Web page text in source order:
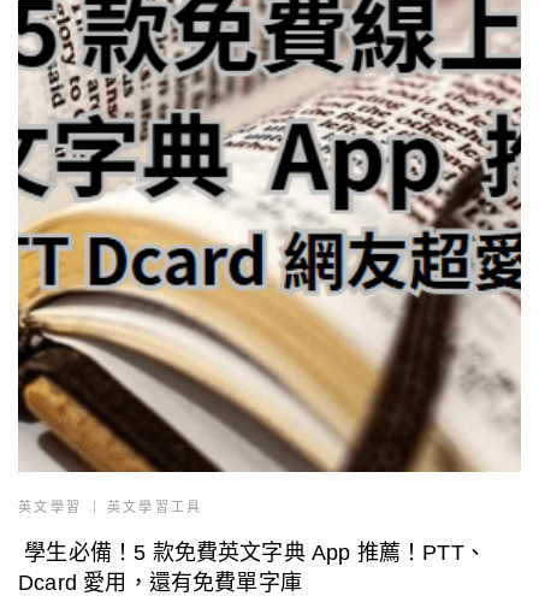
英文學習 英文學習工具
學生必備！5 款免費英文字典 App 推薦！PTT、
Dcard 愛用，還有免費單字庫